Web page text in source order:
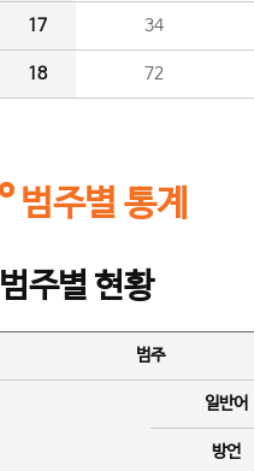
17 34
18 72
범주별 통계
범주별 현황
범주
일반어
방언